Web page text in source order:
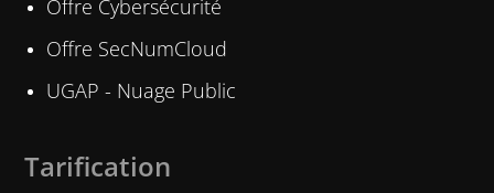
Offre Cybersécurité
Offre SecNumCloud
UGAP - Nuage Public
Tarification